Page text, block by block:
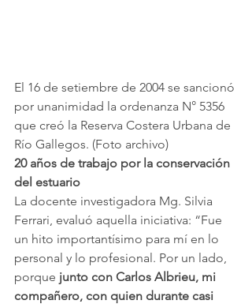
El 16 de setiembre de 2004 se sancionó
por unanimidad la ordenanza N° 5356
que creó la Reserva Costera Urbana de
Río Gallegos. (Foto archivo)
20 años de trabajo por la conservación
del estuario
La docente investigadora Mg. Silvia
Ferrari, evaluó aquella iniciativa: “Fue
un hito importantísimo para mí en lo
personal y lo profesional. Por un lado,
porque junto con Carlos Albrieu, mi
compañero, con quien durante casi